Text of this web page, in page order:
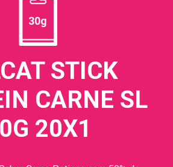
30g
STICK
CARNE SL
20X1